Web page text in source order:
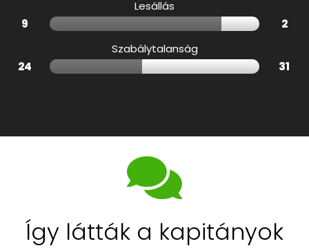
9
24
Lesállás
Szabálytalanság
2
31
Így látták a kapitányok